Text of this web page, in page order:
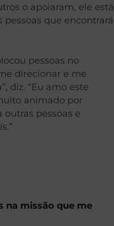
o apoiaram, ele está
que encontrará
pessoas no
direcionar e me
diz. “Eu amo este
animado por
outras pessoas e
na missão que me